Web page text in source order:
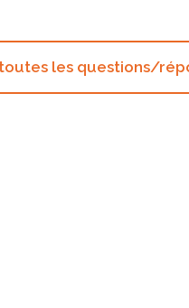
les questions/